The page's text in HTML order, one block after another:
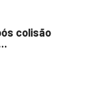
colisão